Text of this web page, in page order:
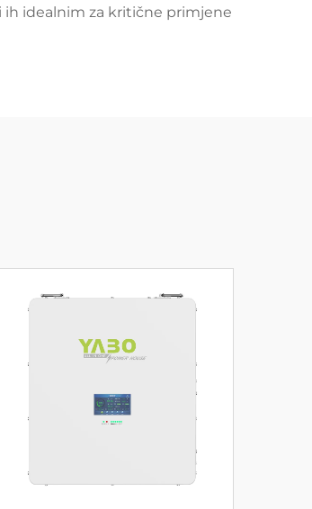
idealnim za kritične primjene